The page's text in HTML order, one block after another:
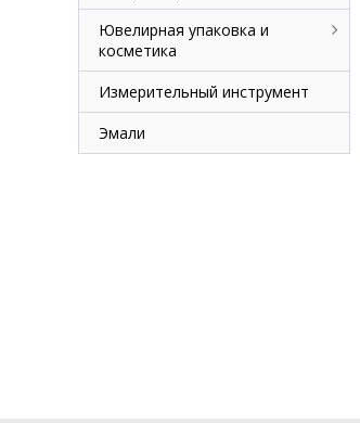
Ювелирная упаковка и
косметика
Измерительный инструмент
Эмали